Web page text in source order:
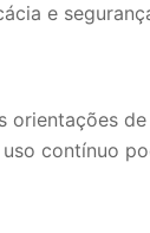
e
contínuo